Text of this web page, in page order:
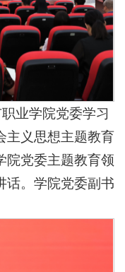
业学院党委学习
主义思想主题教育
院党委主题教育领
话。学院党委副书